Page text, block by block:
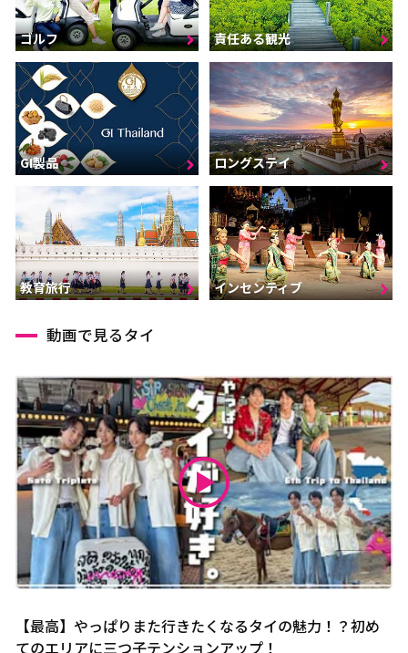
ゴルフ 責任ある観光
GI製品 ロングステイ
教育旅行 インセンティブ
動画で見るタイ
【最高】やっぱりまた行きたくなるタイの魅力！？初め
てのエリアに三つ子テンションアップ！